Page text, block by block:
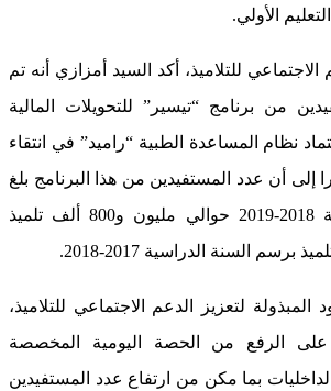
الأولي.
للتلاميذ، أكد السيد أمزازي أنه تم
من برنامج “تيسير” للتحويلات المالية
نظام المساعدة الطبية “راميد” في انتقاء
إلى أن عدد المستفيدين من هذا البرنامج بلغ
برسم السنة الدراسية 2018-2019 حوالي مليون و800 ألف تلميذ
لتعزيز الدعم الاجتماعي للتلاميذ،
الرفع من الحصة اليومية المخصصة
بما مكن من ارتفاع عدد المستفيدين